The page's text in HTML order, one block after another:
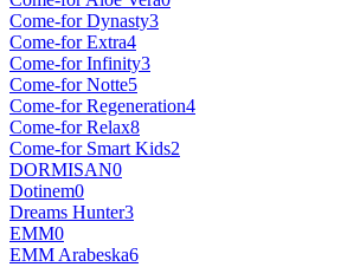
Come-for Dynasty3
Come-for Extra4
Come-for Infinity3
Come-for Notte5
Come-for Regeneration4
Come-for Relax8
Come-for Smart Kids2
DORMISAN0
Dotinem0
Dreams Hunter3
EMM0
EMM Arabeska6